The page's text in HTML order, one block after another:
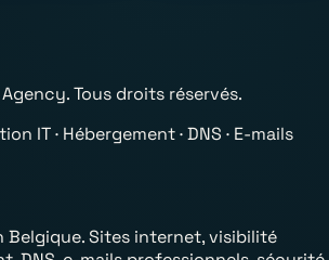
Tous droits réservés.
IT · Hébergement · DNS · E-mails
Belgique. Sites internet, visibilité